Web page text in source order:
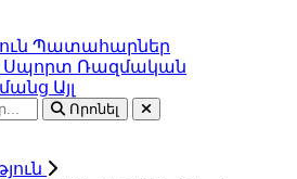
Պատահարներ
Սպորտ Ռազմական
Այլ
Որոնել